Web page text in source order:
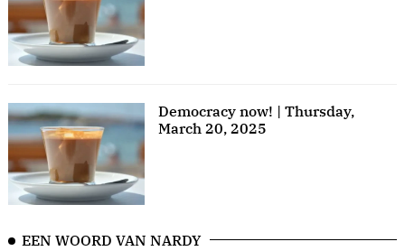
Democracy now! | Thursday,
March 20, 2025
EEN WOORD VAN NARDY